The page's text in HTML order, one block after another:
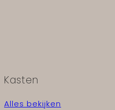
Kasten
Alles bekijken